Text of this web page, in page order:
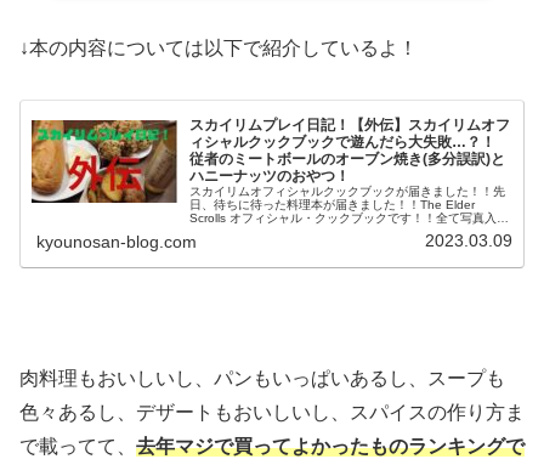
↓本の内容については以下で紹介しているよ！
スカイリムプレイ日記！【外伝】スカイリムオフ
ィシャルクックブックで遊んだら大失敗…？！
従者のミートボールのオーブン焼き(多分誤訳)と
ハニーナッツのおやつ！
スカイリムオフィシャルクックブックが届きました！！先
日、待ちに待った料理本が届きました！！The Elder
Scrolls オフィシャル・クックブックです！！全て写真入り
ったり、種族ごと...
kyounosan-blog.com 2023.03.09
肉料理もおいしいし、パンもいっぱいあるし、スープも
色々あるし、デザートもおいしいし、スパイスの作り方ま
で載ってて、 去年マジで買ってよかったものランキングで